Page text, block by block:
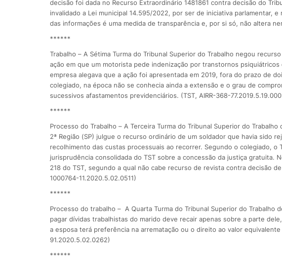
decisão foi dada no Recurso Extraordinário 1481861 contra decisão do
invalidado a Lei municipal 14.595/2022, por ser de iniciativa parlamentar,
das informações é uma medida de transparência e, por si só, não altera
******
Trabalho – A Sétima Turma do Tribunal Superior do Trabalho negou
ação em que um motorista pede indenização por transtornos
empresa alegava que a ação foi apresentada em 2019, fora do prazo de
colegiado, na época não se conhecia ainda a extensão e o grau de
sucessivos afastamentos previdenciários. (TST, AIRR-368-
******
Processo do Trabalho – A Terceira Turma do Tribunal Superior do
2ª Região (SP) julgue o recurso ordinário de um soldador que havia sido
recolhimento das custas processuais ao recorrer. Segundo o colegiado, o
jurisprudência consolidada do TST sobre a concessão da justiça gratuita.
218 do TST, segundo a qual não cabe recurso de revista contra decisão
1000764-11.2020.5.02.0511)
******
Processo do trabalho – A Quarta Turma do Tribunal Superior do Trabalho
pagar dívidas trabalhistas do marido deve recair apenas sobre a parte
a esposa terá preferência na arrematação ou o direito ao valor
91.2020.5.02.0262)
******